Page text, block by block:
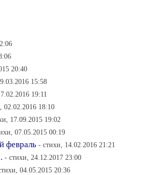
20:40
15:58
19:11
02.02.2016 18:10
17.09.2015 19:02
07.05.2015 00:19
февраль - стихи, 14.02.2016 21:21
- стихи, 24.12.2017 23:00
04.05.2015 20:36